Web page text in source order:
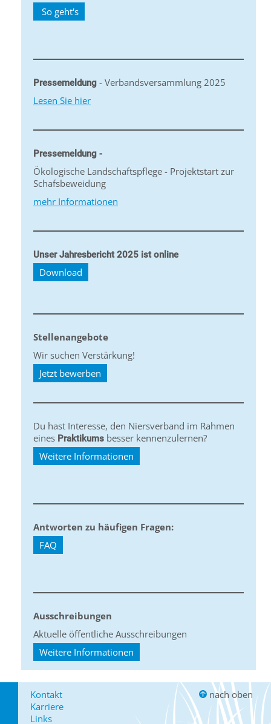
So geht's
Pressemeldung - Verbandsversammlung 2025
Lesen Sie hier
Pressemeldung -
Ökologische Landschaftspflege - Projektstart zur
Schafsbeweidung
mehr Informationen
Unser Jahresbericht 2025 ist online
Download
Stellenangebote
Wir suchen Verstärkung!
Jetzt bewerben
Du hast Interesse, den Niersverband im Rahmen
eines Praktikums besser kennenzulernen?
Weitere Informationen
Antworten zu häufigen Fragen:
FAQ
Ausschreibungen
Aktuelle öffentliche Ausschreibungen
Weitere Informationen
Kontakt
Karriere
Links
nach oben